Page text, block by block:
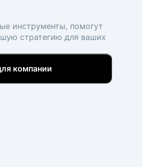
инструменты, помогут
стратегию для ваших
компании